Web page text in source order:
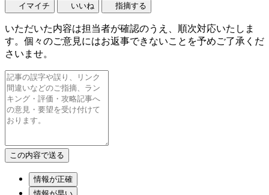
イマイチ いいね 指摘する
いただいた内容は担当者が確認のうえ、順次対応いたしま
す。個々のご意見にはお返事できないことを予めご了承くだ
さいませ。
情報が正確